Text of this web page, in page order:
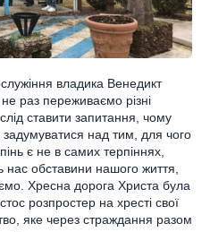
владика Венедикт
раз переживаємо різні
ставити запитання, чому
над тим, для чого
є не в самих терпіннях,
нас обставини нашого життя,
Хресна дорога Христа була
розпростер на хресті свої
яке через страждання разом